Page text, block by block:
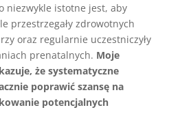
niezwykle istotne jest, aby
przestrzegały zdrowotnych
oraz regularnie uczestniczyły
prenatalnych. Moje
że systematyczne
poprawić szansę na
potencjalnych